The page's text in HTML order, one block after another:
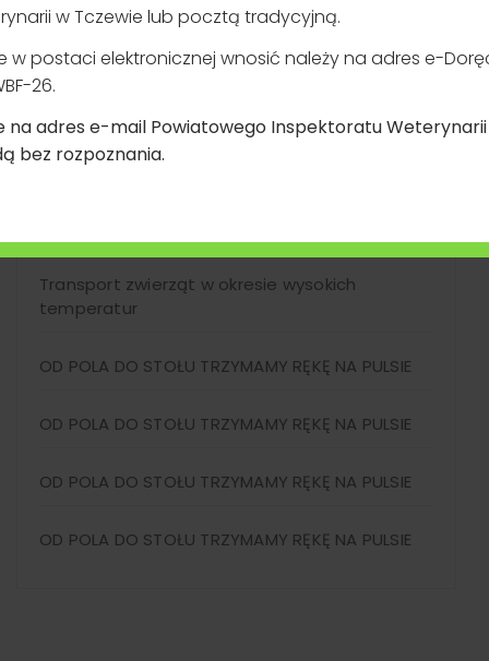
Informacja dla osób niepełnosprawnych
Transport zwierząt w okresie wysokich
temperatur
OD POLA DO STOŁU TRZYMAMY RĘKĘ NA PULSIE
OD POLA DO STOŁU TRZYMAMY RĘKĘ NA PULSIE
OD POLA DO STOŁU TRZYMAMY RĘKĘ NA PULSIE
OD POLA DO STOŁU TRZYMAMY RĘKĘ NA PULSIE
w Tczewie lub pocztą tradycyjną.
postaci elektronicznej wnosić należy na adres e-
26.
na adres e-mail Powiatowego Inspektoratu
bez rozpoznania.